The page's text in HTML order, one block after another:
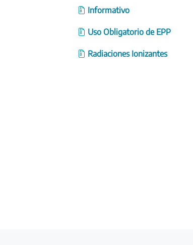
Informativo
Uso Obligatorio de EPP
Radiaciones Ionizantes